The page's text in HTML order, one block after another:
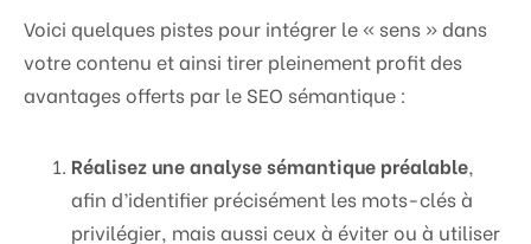
Voici quelques pistes pour intégrer le « sens » dans
votre contenu et ainsi tirer pleinement profit des
avantages offerts par le SEO sémantique :
Réalisez une analyse sémantique préalable,
afin d’identifier précisément les mots-clés à
privilégier, mais aussi ceux à éviter ou à utiliser